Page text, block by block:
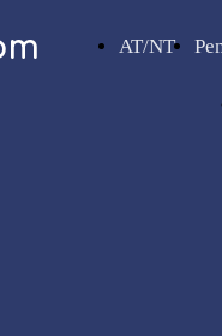
AT/NT